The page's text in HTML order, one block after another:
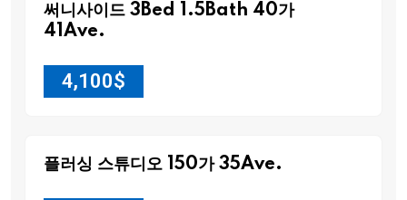
써니사이드 3Bed 1.5Bath 40가
41Ave.
4,100$
플러싱 스튜디오 150가 35Ave.